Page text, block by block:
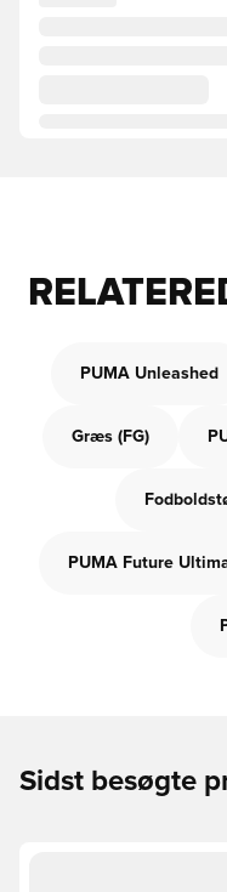
PUMA Unleashed
Græs (FG)
PUMA Future
Sidst besøgte